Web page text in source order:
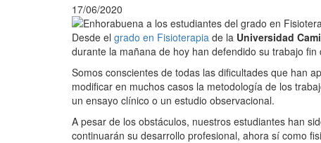
17/06/2020
Desde el grado en Fisioterapia de la Universidad
durante la mañana de hoy han defendido su trabajo
Somos conscientes de todas las dificultades que han
modificar en muchos casos la metodología de los
un ensayo clínico o un estudio observacional.
A pesar de los obstáculos, nuestros estudiantes han
continuarán su desarrollo profesional, ahora sí como